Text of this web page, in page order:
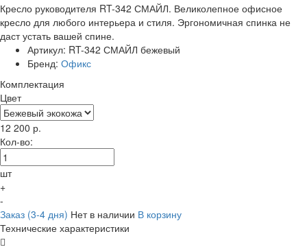
Кресло руководителя RT-342 СМАЙЛ. Великолепное офисное
кресло для любого интерьера и стиля. Эргономичная спинка не
даст устать вашей спине.
Артикул: RT-342 СМАЙЛ бежевый
Бренд: Офикс
Комплектация
Цвет
12 200 р.
Кол-во:
шт
+
-
Заказ (3-4 дня) Нет в наличии В корзину
Технические характеристики